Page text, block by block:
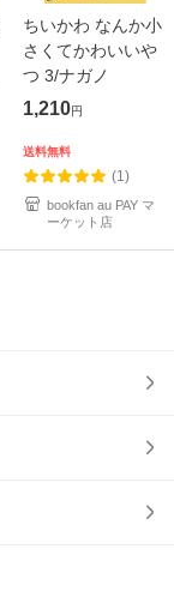
ちいかわ なんか小
さくてかわいいや
つ 3/ナガノ
1,210円
送料無料
(1)
bookfan au PAY マ
ーケット店